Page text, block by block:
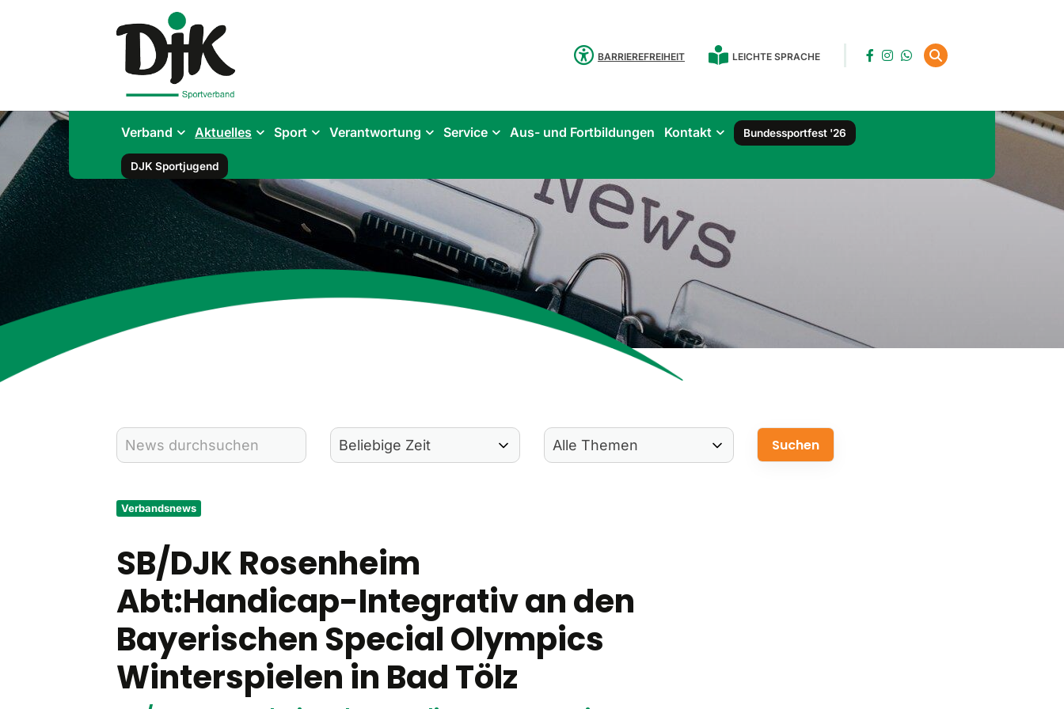
BARRIEREFREIHEIT LEICHTE SPRACHE
Verband Aktuelles Sport Verantwortung Service Aus- und Fortbildungen Kontakt Bundessportfest '26
DJK Sportjugend
Verbandsnews
SB/DJK Rosenheim
Abt:Handicap-Integrativ an den
Bayerischen Special Olympics
Winterspielen in Bad Tölz